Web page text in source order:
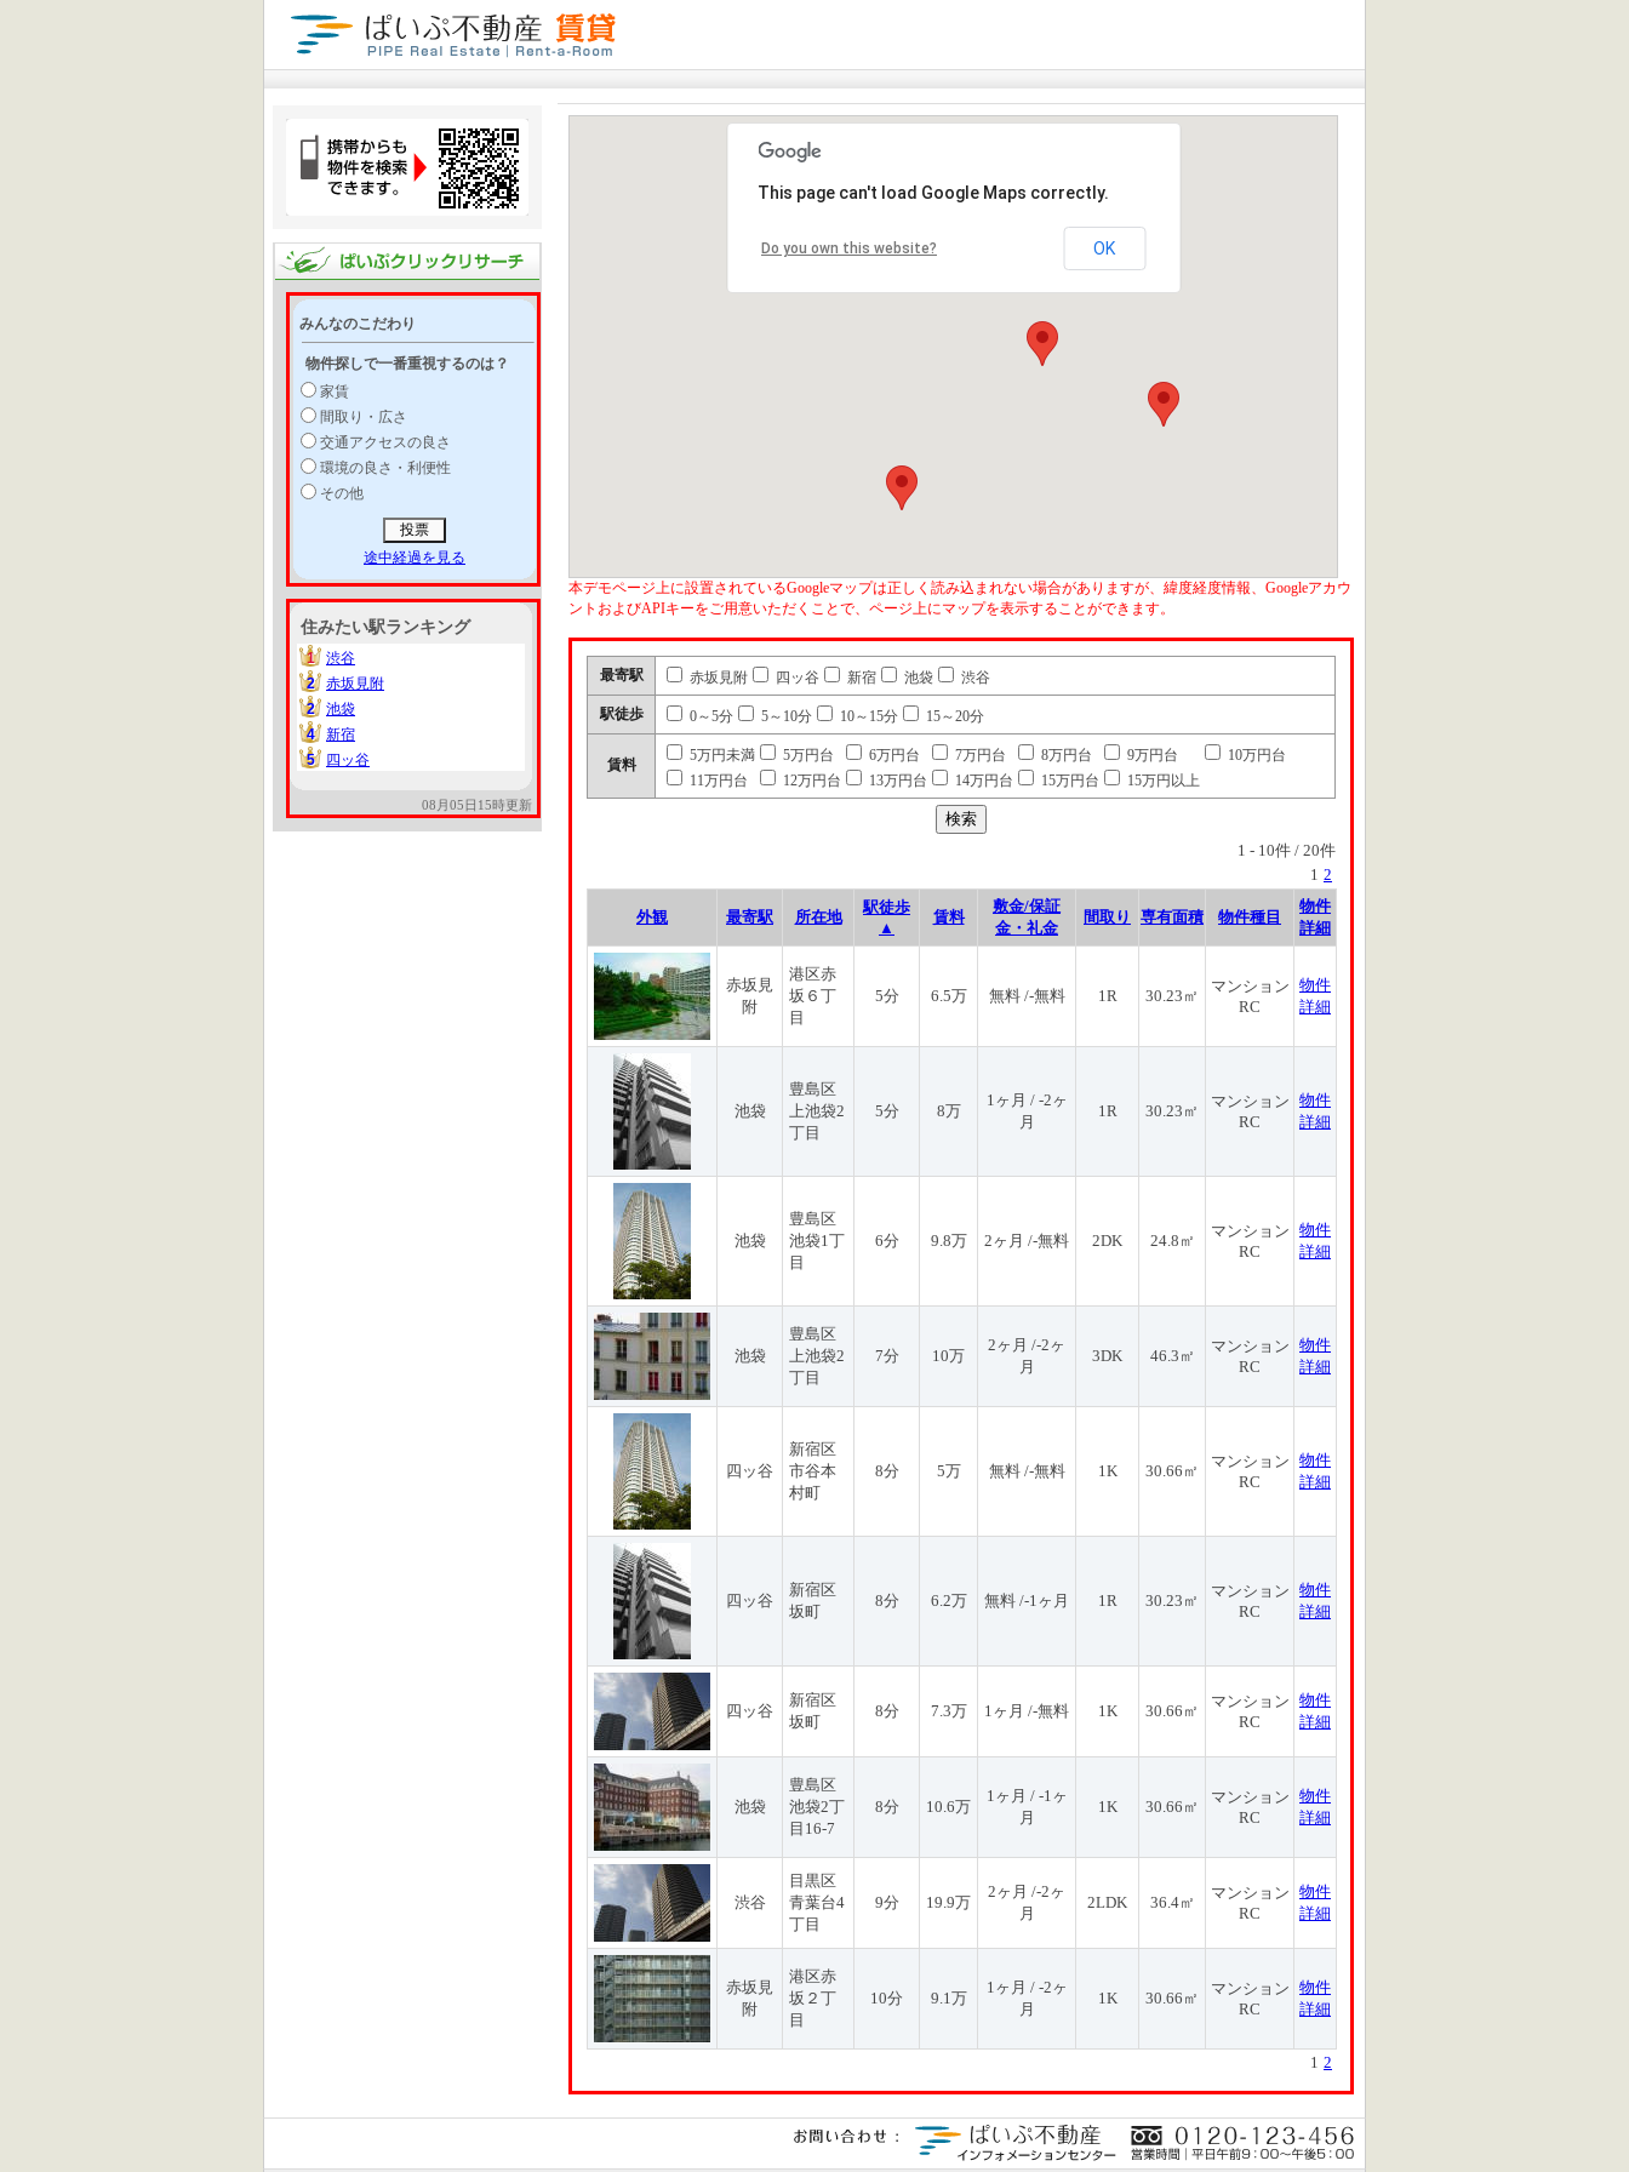
みんなのこだわり
物件探しで一番重視するのは？
家賃
間取り・広さ
交通アクセスの良さ
環境の良さ・利便性
その他
途中経過を見る
住みたい駅ランキング
1
1
渋谷
2
2
赤坂見附
2
2
池袋
4
4
新宿
5
5 四ッ谷
08月05日15時更新
This page can't load Google Maps correctly.
Do you own this website? OK
本デモページ上に設置されているGoogleマップは正しく読み込まれない場合がありますが、緯度経度情報、Googleアカウ
ントおよびAPIキーをご用意いただくことで、ページ上にマップを表示することができます。
最寄駅 赤坂見附 四ッ谷 新宿 池袋 渋谷
駅徒歩 0～5分 5～10分 10～15分 15～20分
賃料
5万円未満 5万円台 6万円台 7万円台 8万円台 9万円台
10万円台
11万円台
12万円台 13万円台 14万円台 15万円台 15万円以上
1 - 10件 / 20件
1 2
外観 最寄駅 所在地
駅徒歩
▲
賃料
敷金/保証
金・礼金
間取り 専有面積 物件種目
物件
詳細
赤坂見
附
港区赤
坂６丁
目
5分 6.5万 無料 /-無料 1R 30.23㎡
マンション
RC
物件
詳細
池袋
豊島区
上池袋2
丁目
5分 8万
1ヶ月 / -2ヶ
月
1R 30.23㎡
マンション
RC
物件
詳細
池袋
豊島区
池袋1丁
目
6分 9.8万 2ヶ月 /-無料 2DK 24.8㎡
マンション
RC
物件
詳細
池袋
豊島区
上池袋2
丁目
7分 10万
2ヶ月 /-2ヶ
月
3DK 46.3㎡
マンション
RC
物件
詳細
四ッ谷
新宿区
市谷本
村町
8分 5万 無料 /-無料 1K 30.66㎡
マンション
RC
物件
詳細
四ッ谷
新宿区
坂町
8分 6.2万 無料 /-1ヶ月 1R 30.23㎡
マンション
RC
物件
詳細
四ッ谷
新宿区
坂町
8分 7.3万 1ヶ月 /-無料 1K 30.66㎡
マンション
RC
物件
詳細
池袋
豊島区
池袋2丁
目16-7
8分 10.6万
1ヶ月 / -1ヶ
月
1K 30.66㎡
マンション
RC
物件
詳細
渋谷
目黒区
青葉台4
丁目
9分 19.9万
2ヶ月 /-2ヶ
月
2LDK 36.4㎡
マンション
RC
物件
詳細
赤坂見
附
港区赤
坂２丁
目
10分 9.1万
1ヶ月 / -2ヶ
月
1K 30.66㎡
マンション
RC
物件
詳細
1 2